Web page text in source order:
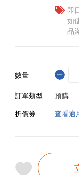
即
如
品
數量
訂單類型
預購
折價券
查看適